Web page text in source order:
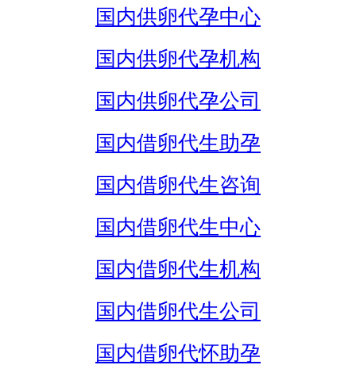
国内供卵代孕中心
国内供卵代孕机构
国内供卵代孕公司
国内借卵代生助孕
国内借卵代生咨询
国内借卵代生中心
国内借卵代生机构
国内借卵代生公司
国内借卵代怀助孕